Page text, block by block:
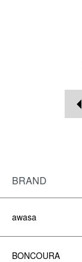
BRAND
awasa
BONCOURA